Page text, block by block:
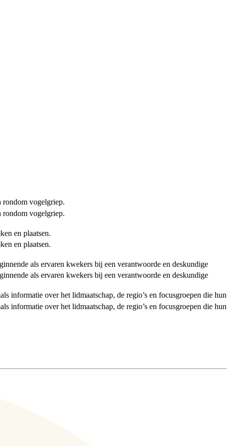
rondom vogelgriep.
rondom vogelgriep.
en plaatsen.
en plaatsen.
als ervaren kwekers bij een verantwoorde en deskundige
als ervaren kwekers bij een verantwoorde en deskundige
informatie over het lidmaatschap, de regio’s en focusgroepen die hun
informatie over het lidmaatschap, de regio’s en focusgroepen die hun